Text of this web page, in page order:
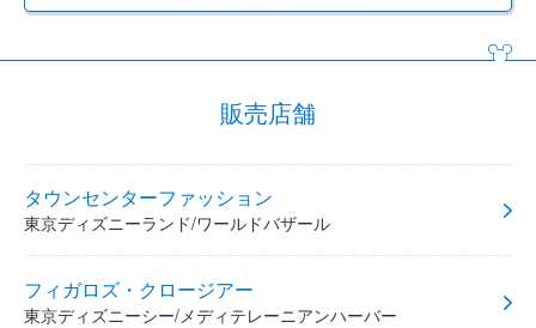
販売店舗
タウンセンターファッション
東京ディズニーランド/ワールドバザール
フィガロズ・クロージアー
東京ディズニーシー/メディテレーニアンハーバー